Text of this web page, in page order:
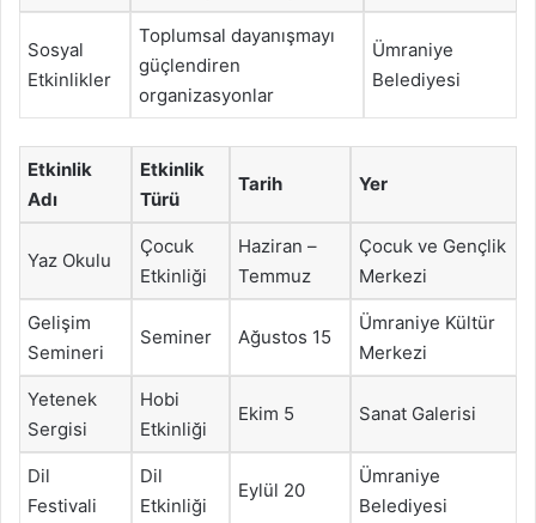
Sosyal
Etkinlikler
Toplumsal dayanışmayı
güçlendiren
organizasyonlar
Ümraniye
Belediyesi
Etkinlik
Adı
Etkinlik
Türü
Tarih Yer
Yaz Okulu
Çocuk
Etkinliği
Haziran –
Temmuz
Çocuk ve Gençlik
Merkezi
Gelişim
Semineri
Seminer Ağustos 15
Ümraniye Kültür
Merkezi
Yetenek
Sergisi
Hobi
Etkinliği
Ekim 5 Sanat Galerisi
Dil
Festivali
Dil
Etkinliği
Eylül 20
Ümraniye
Belediyesi